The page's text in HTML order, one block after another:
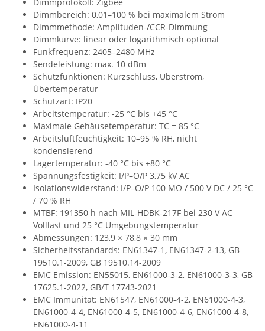
Dimmbereich: 0,01–100 % bei maximalem Strom
Dimmmethode: Amplituden-/CCR-Dimmung
Dimmkurve: linear oder logarithmisch optional
Funkfrequenz: 2405–2480 MHz
Sendeleistung: max. 10 dBm
Schutzfunktionen: Kurzschluss, Überstrom,
Übertemperatur
Schutzart: IP20
Arbeitstemperatur: -25 °C bis +45 °C
Maximale Gehäusetemperatur: TC = 85 °C
Arbeitsluftfeuchtigkeit: 10–95 % RH, nicht
kondensierend
Lagertemperatur: -40 °C bis +80 °C
Spannungsfestigkeit: I/P–O/P 3,75 kV AC
Isolationswiderstand: I/P–O/P 100 MΩ / 500 V DC / 25 °C
/ 70 % RH
MTBF: 191350 h nach MIL-HDBK-217F bei 230 V AC
Volllast und 25 °C Umgebungstemperatur
Abmessungen: 123,9 × 78,8 × 30 mm
Sicherheitsstandards: EN61347-1, EN61347-2-13, GB
19510.1-2009, GB 19510.14-2009
EMC Emission: EN55015, EN61000-3-2, EN61000-3-3, GB
17625.1-2022, GB/T 17743-2021
EMC Immunität: EN61547, EN61000-4-2, EN61000-4-3,
EN61000-4-4, EN61000-4-5, EN61000-4-6, EN61000-4-8,
EN61000-4-11